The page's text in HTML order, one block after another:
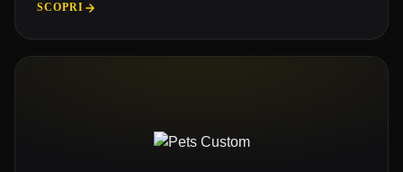
SCOPRI